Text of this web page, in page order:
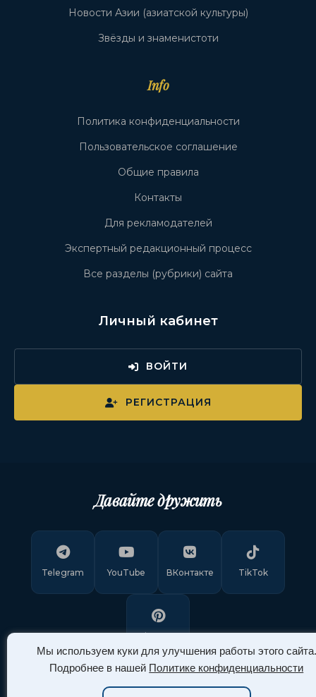
Мы используем куки для улучшения работы этого сайта.
Подробнее в нашей Политике конфиденциальности
Новости Азии (азиатской культуры)
Звёзды и знаменистоти
Info
Политика конфиденциальности
Пользовательское соглашение
Общие правила
Контакты
Для рекламодателей
Экспертный редакционный процесс
Все разделы (рубрики) сайта
Личный кабинет
ВОЙТИ
РЕГИСТРАЦИЯ
Давайте дружить
Telegram YouTube ВКонтакте TikTok
Pinterest